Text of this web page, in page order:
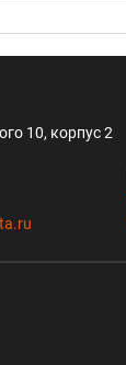
10, корпус 2